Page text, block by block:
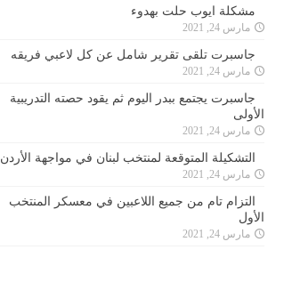
مشكلة ايوب حلت بهدوء
مارس 24, 2021
جاسبرت تلقى تقرير شامل عن كل لاعبي فريقه
مارس 24, 2021
جاسبرت يجتمع ببدر اليوم ثم يقود حصته التدريبية
الأولى
مارس 24, 2021
التشكيلة المتوقعة لمنتخب لبنان في مواجهة الأردن
مارس 24, 2021
التزام تام من جميع اللاعبين في معسكر المنتخب
الأول
مارس 24, 2021